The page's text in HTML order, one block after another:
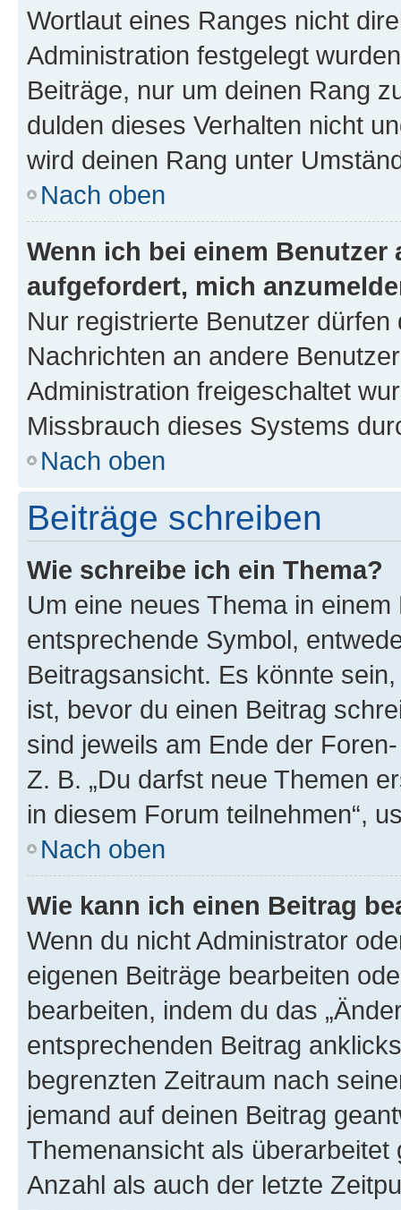
Wortlaut eines Ranges nicht
Administration festgelegt
Beiträge, nur um deinen Rang
dulden dieses Verhalten nicht
wird deinen Rang unter
Nach oben
Wenn ich bei einem
aufgefordert, mich
Nur registrierte Benutzer
Nachrichten an andere
Administration freigeschaltet
Missbrauch dieses Systems
Nach oben
Beiträge schreiben
Wie schreibe ich ein Thema?
Um eine neues Thema in
entsprechende Symbol,
Beitragsansicht. Es könnte
ist, bevor du einen Beitrag
sind jeweils am Ende der
Z. B. „Du darfst neue Themen
in diesem Forum teilnehmen“,
Nach oben
Wie kann ich einen Beitrag
Wenn du nicht Administrator
eigenen Beiträge bearbeiten
bearbeiten, indem du das
entsprechenden Beitrag
begrenzten Zeitraum nach
jemand auf deinen Beitrag
Themenansicht als
Anzahl als auch der letzte